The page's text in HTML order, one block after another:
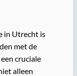
in Utrecht is
met de
cruciale
alleen